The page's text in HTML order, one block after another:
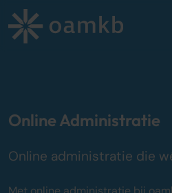
Online Administratie
Online administratie die
Online Administratie